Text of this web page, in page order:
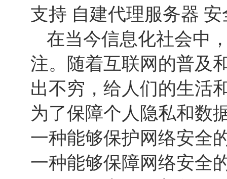
支持 自建代理服务器
在当今信息化社会中
注。随着互联网的普及
出不穷，给人们的生活
为了保障个人隐私和数
一种能够保护网络安全
一种能够保障网络安全